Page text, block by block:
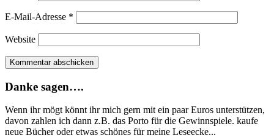
E-Mail-Adresse *
Website
Danke sagen….
Wenn ihr mögt könnt ihr mich gern mit ein paar Euros unterstützen,
davon zahlen ich dann z.B. das Porto für die Gewinnspiele. kaufe
neue Bücher oder etwas schönes für meine Leseecke...